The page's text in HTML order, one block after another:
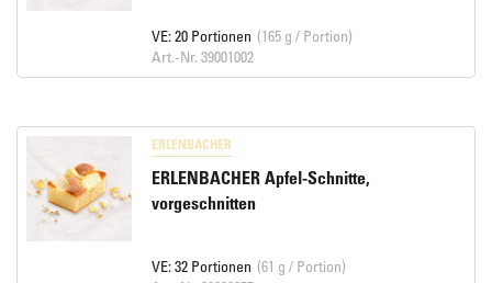
VE: 20 Portionen (165 g / Portion)
Art.-Nr. 39001002
ERLENBACHER
ERLENBACHER Apfel-Schnitte,
vorgeschnitten
VE: 32 Portionen (61 g / Portion)